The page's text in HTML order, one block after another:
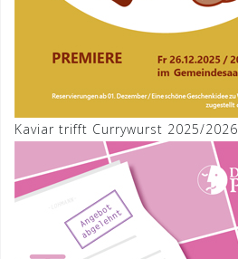
Kaviar trifft Currywurst 2025/2026